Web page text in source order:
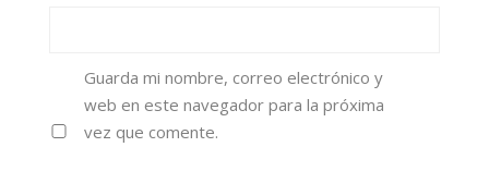
Guarda mi nombre, correo electrónico y
web en este navegador para la próxima
vez que comente.